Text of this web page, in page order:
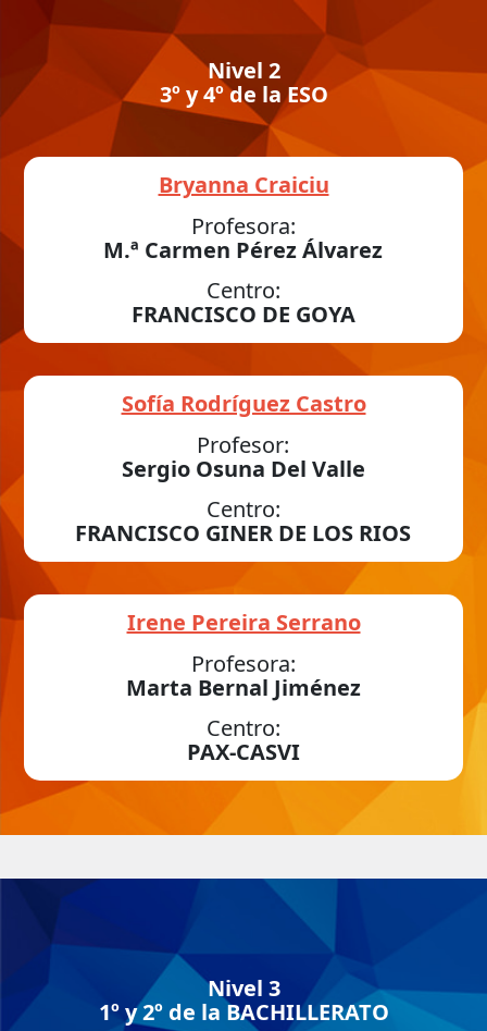
Nivel 2
3º y 4º de la ESO
Bryanna Craiciu
Profesora:
M.ª Carmen Pérez Álvarez
Centro:
FRANCISCO DE GOYA
Sofía Rodríguez Castro
Profesor:
Sergio Osuna Del Valle
Centro:
FRANCISCO GINER DE LOS RIOS
Irene Pereira Serrano
Profesora:
Marta Bernal Jiménez
Centro:
PAX-CASVI
Nivel 3
1º y 2º de la BACHILLERATO